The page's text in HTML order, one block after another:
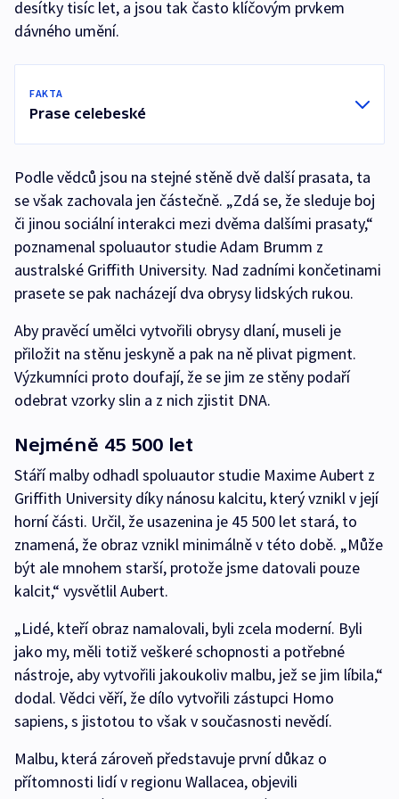
desítky tisíc let, a jsou tak často klíčovým prvkem
dávného umění.
FAKTA
Prase celebeské
Podle vědců jsou na stejné stěně dvě další prasata, ta
se však zachovala jen částečně. „Zdá se, že sleduje boj
či jinou sociální interakci mezi dvěma dalšími prasaty,“
poznamenal spoluautor studie Adam Brumm z
australské Griffith University. Nad zadními končetinami
prasete se pak nacházejí dva obrysy lidských rukou.
Aby pravěcí umělci vytvořili obrysy dlaní, museli je
přiložit na stěnu jeskyně a pak na ně plivat pigment.
Výzkumníci proto doufají, že se jim ze stěny podaří
odebrat vzorky slin a z nich zjistit DNA.
Nejméně 45 500 let
Stáří malby odhadl spoluautor studie Maxime Aubert z
Griffith University díky nánosu kalcitu, který vznikl v její
horní části. Určil, že usazenina je 45 500 let stará, to
znamená, že obraz vznikl minimálně v této době. „Může
být ale mnohem starší, protože jsme datovali pouze
kalcit,“ vysvětlil Aubert.
„Lidé, kteří obraz namalovali, byli zcela moderní. Byli
jako my, měli totiž veškeré schopnosti a potřebné
nástroje, aby vytvořili jakoukoliv malbu, jež se jim líbila,“
dodal. Vědci věří, že dílo vytvořili zástupci Homo
sapiens, s jistotou to však v současnosti nevědí.
Malbu, která zároveň představuje první důkaz o
přítomnosti lidí v regionu Wallacea, objevili